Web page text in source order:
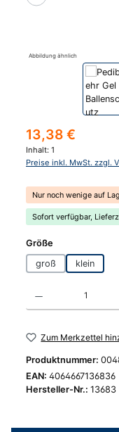
Abbildung ähnlich
Regulärer Preis:
13,38 €
Inhalt: 1
Preise inkl. MwSt. zzgl.
Nur noch wenige auf
Sofort verfügbar,
Größe
groß
klein
Produkt Anzahl: Gib
Zum Merkzettel
Produktnummer:
EAN: 4064667136836
Hersteller-Nr.: 13683